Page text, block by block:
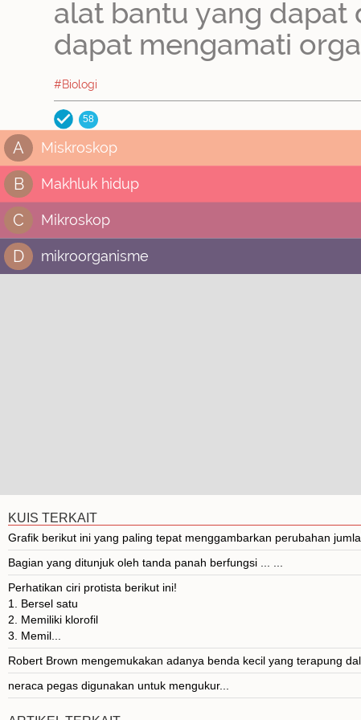
alat bantu yang
dapat mengamati
#Biologi
58
A Miskroskop
B Makhluk hidup
C Mikroskop
D mikroorganisme
KUIS TERKAIT
Grafik berikut ini yang paling tepat menggambarkan perubahan
Bagian yang ditunjuk oleh tanda panah berfungsi ... ...
Perhatikan ciri protista berikut ini!
1. Bersel satu
2. Memiliki klorofil
3. Memil...
Robert Brown mengemukakan adanya benda kecil yang terapung
neraca pegas digunakan untuk mengukur...